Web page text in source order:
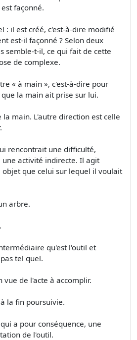
façonné.
: il est créé, c'est-à-dire modifié
est-il façonné ? Selon deux
semble-t-il, ce qui fait de cette
de complexe.
« à main », c'est-à-dire pour
la main ait prise sur lui.
main. L'autre direction est celle
rencontrait une difficulté,
activité indirecte. Il agit
que celui sur lequel il voulait
arbre.
qu'est l'outil et
tel quel.
vue de l'acte à accomplir.
la fin poursuivie.
a pour conséquence, une
de l'outil.